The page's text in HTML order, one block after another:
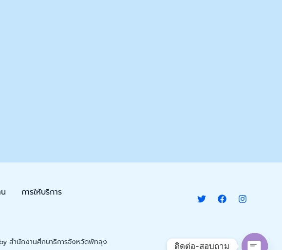
การให้บริการ
สำนักงานศึกษาธิการจังหวัดพัทลุง. ติดต่อ-สอบถาม